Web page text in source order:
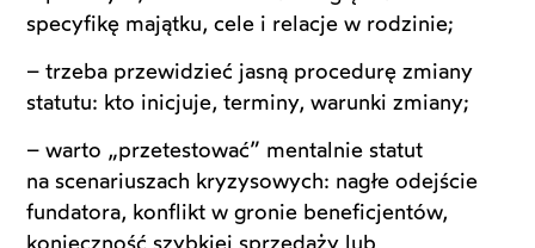
specyfikę majątku, cele i relacje w rodzinie;
– trzeba przewidzieć jasną procedurę zmiany
statutu: kto inicjuje, terminy, warunki zmiany;
– warto „przetestować” mentalnie statut
na scenariuszach kryzysowych: nagłe odejście
fundatora, konflikt w gronie beneficjentów,